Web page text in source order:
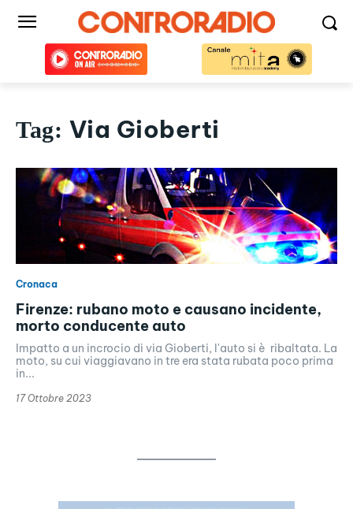
Tag: Via Gioberti
Cronaca
Firenze: rubano moto e causano incidente,
morto conducente auto
Impatto a un incrocio di via Gioberti, l'auto si è ribaltata. La
moto, su cui viaggiavano in tre era stata rubata poco prima
in...
17 Ottobre 2023